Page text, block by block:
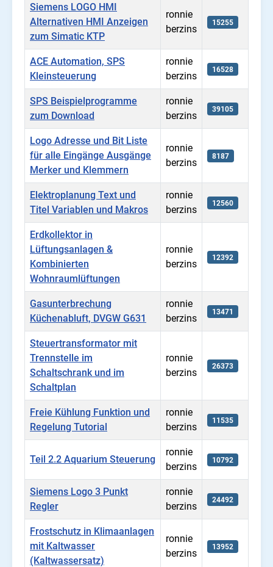
Siemens LOGO HMI
Alternativen HMI Anzeigen
zum Simatic KTP
ronnie
berzins
15255
ACE Automation, SPS
Kleinsteuerung
ronnie
berzins
16528
SPS Beispielprogramme
zum Download
ronnie
berzins
39105
Logo Adresse und Bit Liste
für alle Eingänge Ausgänge
Merker und Klemmern
ronnie
berzins
8187
Elektroplanung Text und
Titel Variablen und Makros
ronnie
berzins
12560
Erdkollektor in
Lüftungsanlagen &
Kombinierten
Wohnraumlüftungen
ronnie
berzins
12392
Gasunterbrechung
Küchenabluft, DVGW G631
ronnie
berzins
13471
Steuertransformator mit
Trennstelle im
Schaltschrank und im
Schaltplan
ronnie
berzins
26373
Freie Kühlung Funktion und
Regelung Tutorial
ronnie
berzins
11535
Teil 2.2 Aquarium Steuerung
ronnie
berzins
10792
Siemens Logo 3 Punkt
Regler
ronnie
berzins
24492
Frostschutz in Klimaanlagen
mit Kaltwasser
(Kaltwassersatz)
ronnie
berzins
13952